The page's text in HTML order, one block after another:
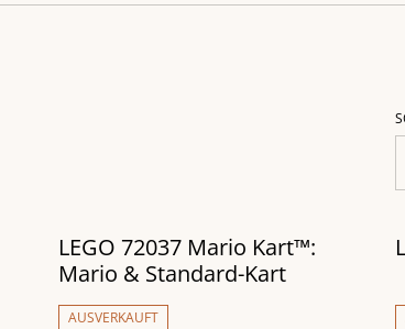
LEGO 72037 Mario Kart™:
Mario & Standard-Kart
AUSVERKAUFT